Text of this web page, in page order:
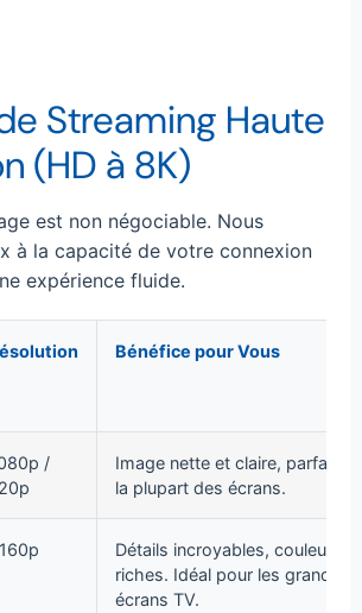
Streaming Haute
(HD à 8K)
est non négociable. Nous
à la capacité de votre connexion
expérience fluide.
Bénéfice pour Vous
/
Image nette et claire, parfaite
la plupart des écrans.
Détails incroyables, couleurs
riches. Idéal pour les grands
écrans TV.